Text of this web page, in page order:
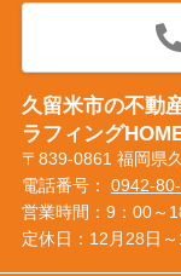
久留米市の不動
ラフィング
〒839-0861 福岡県
電話番号： 0942-
営業時間：9：00～
定休日：12月28日